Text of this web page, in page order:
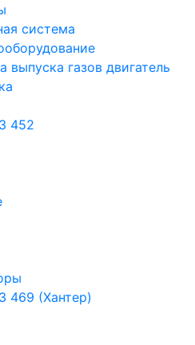
система
выпуска газов двигатель
452
469 (Хантер)